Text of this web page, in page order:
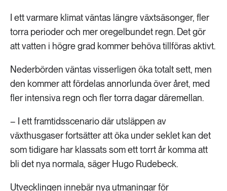
I ett varmare klimat väntas längre växtsäsonger, fler
torra perioder och mer oregelbundet regn. Det gör
att vatten i högre grad kommer behöva tillföras aktivt.
Nederbörden väntas visserligen öka totalt sett, men
den kommer att fördelas annorlunda över året, med
fler intensiva regn och fler torra dagar däremellan.
– I ett framtidsscenario där utsläppen av
växthusgaser fortsätter att öka under seklet kan det
som tidigare har klassats som ett torrt år komma att
bli det nya normala, säger Hugo Rudebeck.
Utvecklingen innebär nya utmaningar för